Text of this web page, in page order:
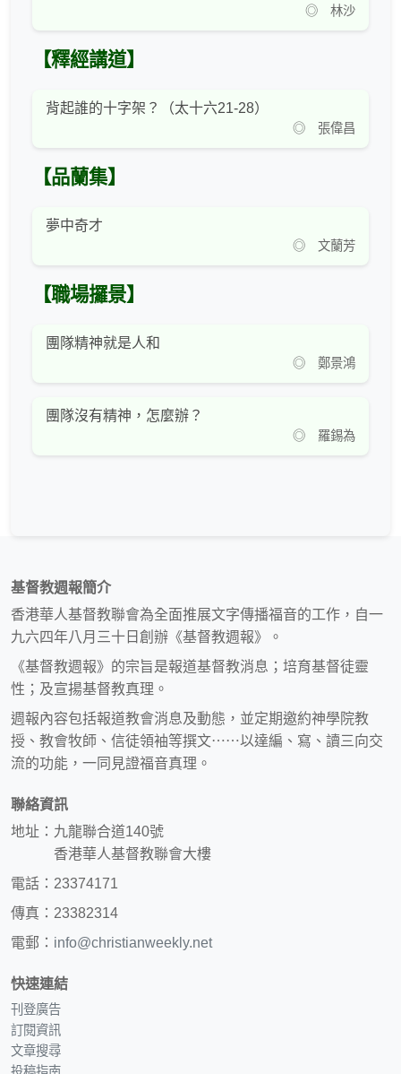
◎ 林沙
【釋經講道】
背起誰的十字架？（太十六21-28）
◎ 張偉昌
【品蘭集】
夢中奇才
◎ 文蘭芳
【職場攞景】
團隊精神就是人和
◎ 鄭景鴻
團隊沒有精神，怎麼辦？
◎ 羅錫為
基督教週報簡介
香港華人基督教聯會為全面推展文字傳播福音的工作，自一
九六四年八月三十日創辦《基督教週報》。
《基督教週報》的宗旨是報道基督教消息；培育基督徒靈
性；及宣揚基督教真理。
週報內容包括報道教會消息及動態，並定期邀約神學院教
授、教會牧師、信徒領袖等撰文⋯⋯以達編、寫、讀三向交
流的功能，一同見證福音真理。
聯絡資訊
地址：九龍聯合道140號
香港華人基督教聯會大樓
電話：23374171
傳真：23382314
電郵： info@christianweekly.net
快速連結
刊登廣告
訂閱資訊
文章搜尋